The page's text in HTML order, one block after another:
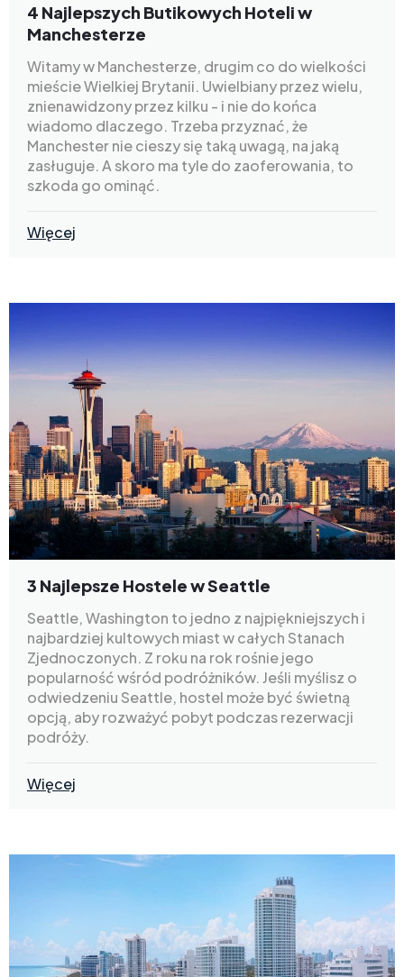
4 Najlepszych Butikowych Hoteli w
Manchesterze
Witamy w Manchesterze, drugim co do wielkości
mieście Wielkiej Brytanii. Uwielbiany przez wielu,
znienawidzony przez kilku - i nie do końca
wiadomo dlaczego. Trzeba przyznać, że
Manchester nie cieszy się taką uwagą, na jaką
zasługuje. A skoro ma tyle do zaoferowania, to
szkoda go ominąć.
Więcej
3 Najlepsze Hostele w Seattle
Seattle, Washington to jedno z najpiękniejszych i
najbardziej kultowych miast w całych Stanach
Zjednoczonych. Z roku na rok rośnie jego
popularność wśród podróżników. Jeśli myślisz o
odwiedzeniu Seattle, hostel może być świetną
opcją, aby rozważyć pobyt podczas rezerwacji
podróży.
Więcej